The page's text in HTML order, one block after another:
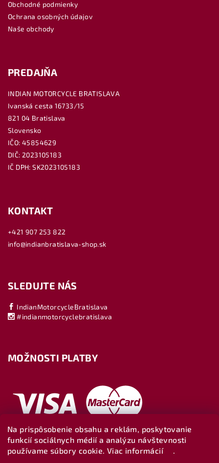
Na prispôsobenie obsahu a reklám, poskytovanie
funkcií sociálnych médií a analýzu návštevnosti
používame súbory cookie. Viac informácií
.
Obchodné podmienky
Ochrana osobných údajov
Naše obchody
PREDAJŇA
INDIAN MOTORCYCLE BRATISLAVA
Ivanská cesta 16733/15
821 04 Bratislava
Slovensko
IČO: 45854629
DIČ: 2023105183
IČ DPH: SK2023105183
KONTAKT
+421 907 253 822
info@indianbratislava-shop.sk
SLEDUJTE NÁS
IndianMotorcycleBratislava
#indianmotorcyclebratislava
MOŽNOSTI PLATBY